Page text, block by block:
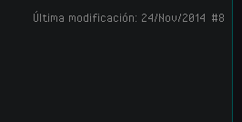
#8
Última modificación: 24/Nov/2014